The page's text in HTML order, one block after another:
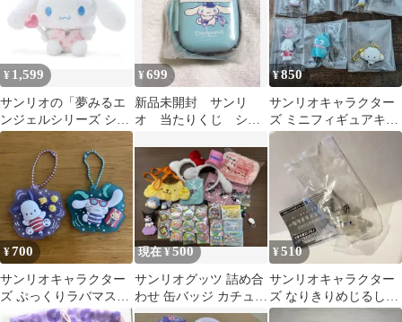
¥ 1,599
サンリオの「夢みるエ
ンジェルシリーズ シナ
モンロール
¥699
新品未開封 サンリ
オ 当たりくじ シナ
ス 匿名配送
¥850
サンリオキャラクター
ズ ミニフィギュアキー
ホルダー 6種セット
¥700
サンリオキャラクター
ズ ぷっくりラバマスグ
ミ7 ポチャッコ シナ
現在 ¥500
サンリオグッツ 詰め合
わせ 缶バッジ カチュー
シャ シール sanrio ID3
¥510
サンリオキャラクター
ズ なりきりめじるしア
クセサリー シナモロー